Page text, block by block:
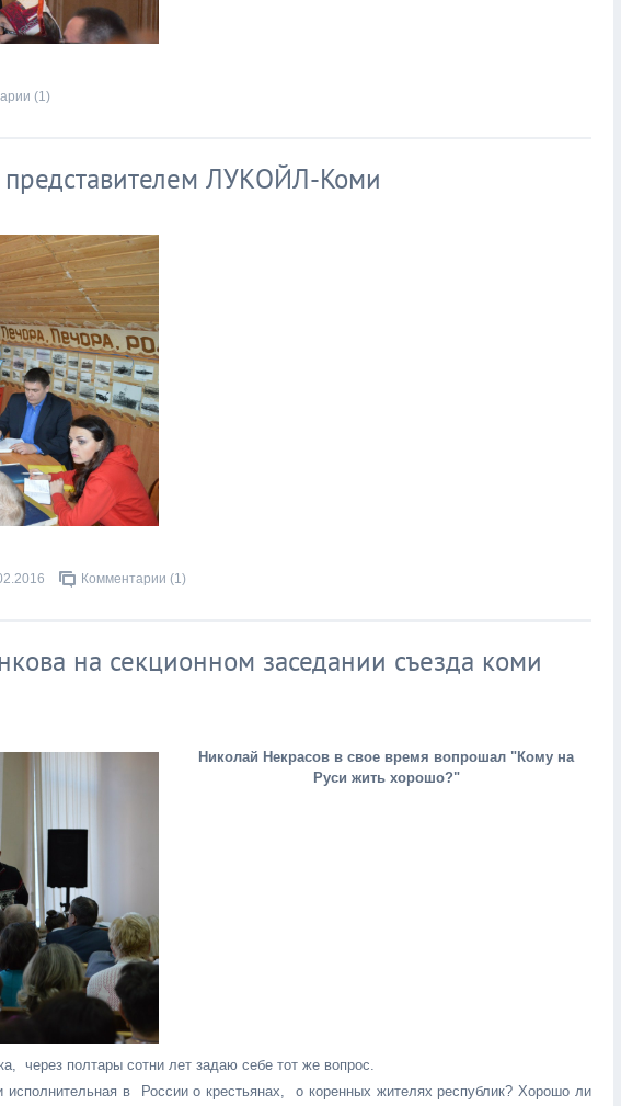
(1)
ЛУКОЙЛ-Коми
Комментарии (1)
на секционном заседании съезда коми
Николай Некрасов в свое время вопрошал "Кому на
Руси жить хорошо?"
через полтары сотни лет задаю себе тот же вопрос.
исполнительная в России о крестьянах, о коренных жителях республик? Хорошо ли